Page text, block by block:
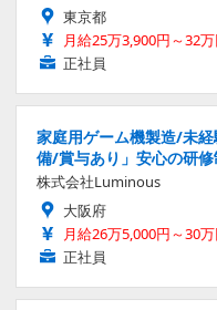
東京都
月給25万3,900円～32
正社員
家庭用ゲーム機製造/未
備/賞与あり」安心の研
株式会社Luminous
大阪府
月給26万5,000円～30
正社員